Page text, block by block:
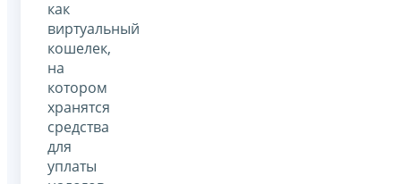
как
виртуальный
кошелек,
на
котором
хранятся
средства
для
уплаты